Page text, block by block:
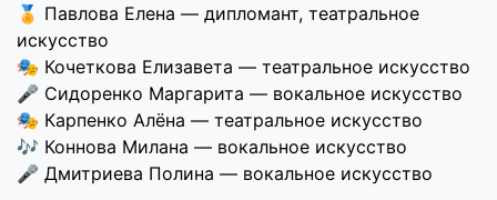
🏅 Павлова Елена — дипломант, театральное
искусство
🎭 Кочеткова Елизавета — театральное искусство
🎤 Сидоренко Маргарита — вокальное искусство
🎭 Карпенко Алёна — театральное искусство
🎶 Коннова Милана — вокальное искусство
🎤 Дмитриева Полина — вокальное искусство